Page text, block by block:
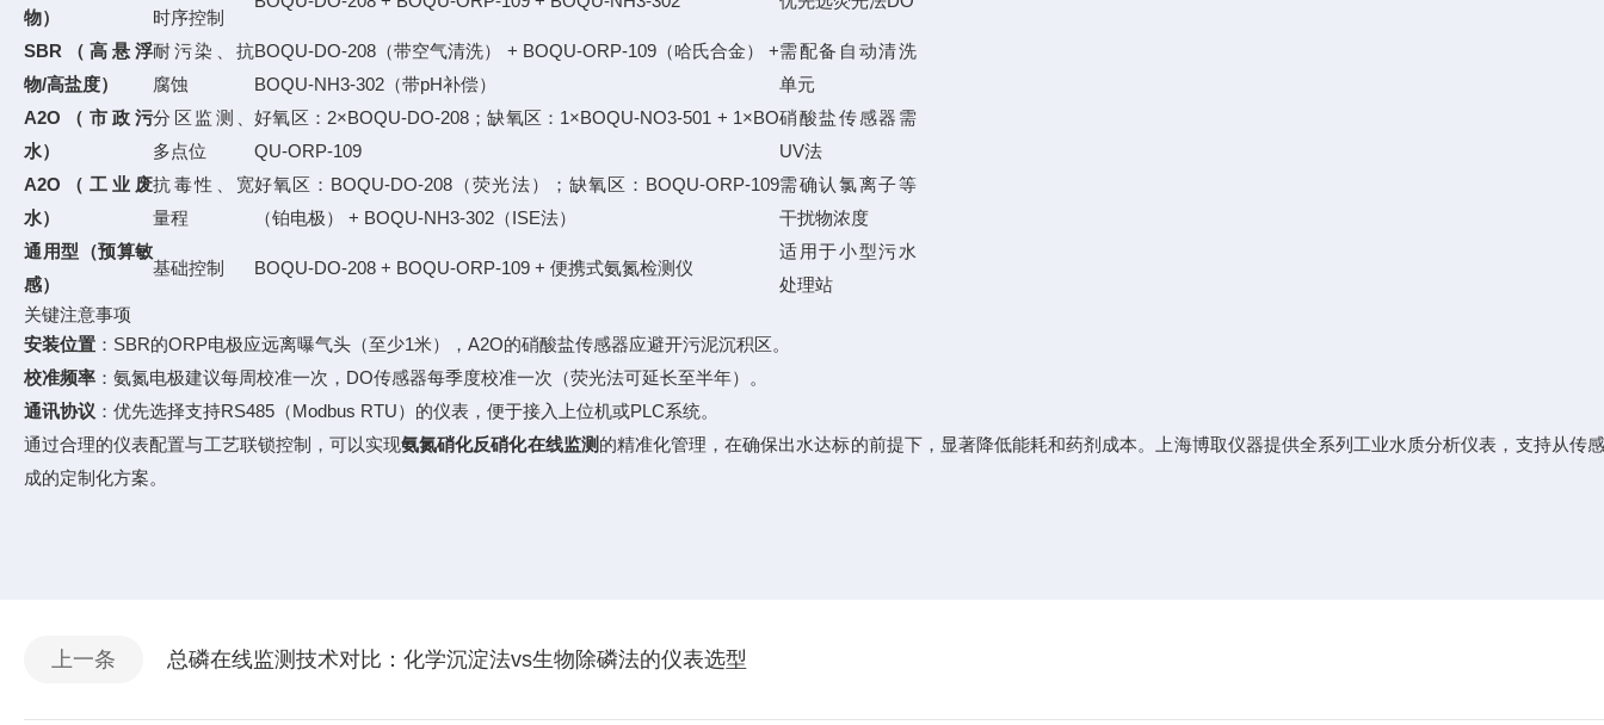
物）
时序控制
SBR（高悬浮
物/高盐度）
耐污染、抗
腐蚀
BOQU-DO-208（带空气清洗） + BOQU-ORP-109（哈氏合金） +
BOQU-NH3-302（带pH补偿）
需配备自动清洗
单元
A2O（市政污
水）
分区监测、
多点位
好氧区：2×BOQU-DO-208；缺氧区：1×BOQU-NO3-501 + 1×BO
QU-ORP-109
硝酸盐传感器需
UV法
A2O（工业废
水）
抗毒性、宽
量程
好氧区：BOQU-DO-208（荧光法）；缺氧区：BOQU-ORP-109
（铂电极） + BOQU-NH3-302（ISE法）
需确认氯离子等
干扰物浓度
通用型（预算敏
感）
基础控制 BOQU-DO-208 + BOQU-ORP-109 + 便携式氨氮检测仪
适用于小型污水
处理站
关键注意事项
安装位置 ：SBR的ORP电极应远离曝气头（至少1米），A2O的硝酸盐传感器应避开污泥沉积区。
校准频率 ：氨氮电极建议每周校准一次，DO传感器每季度校准一次（荧光法可延长至半年）。
通讯协议 ：优先选择支持RS485（Modbus RTU）的仪表，便于接入上位机或PLC系统。
通过合理的仪表配置与工艺联锁控制，可以实现氨氮硝化反硝化在线监测 的精准化管理，在确保出水达标的前提下，显著降低能耗和药剂成本。上海博取仪器提供全系列工业水质分析仪表，支持从传
成的定制化方案。
上一条 总磷在线监测技术对比：化学沉淀法vs生物除磷法的仪表选型